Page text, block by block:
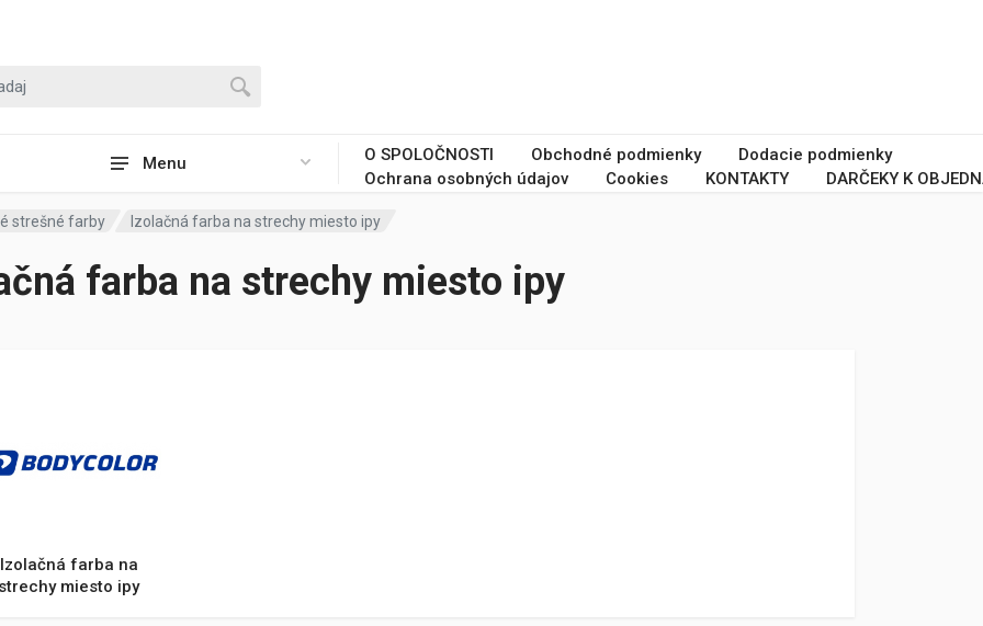
Menu O SPOLOČNOSTI Obchodné podmienky
Dodacie podmienky
Ochrana osobných údajov
Cookies KONTAKTY DARČEKY K
strešné farby Izolačná farba na strechy miesto ipy
farba na strechy miesto ipy
Izolačná farba na
miesto ipy